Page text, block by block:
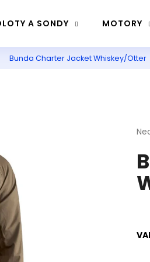
A SONDY MOTORY
Bunda Charter Jacket Whiskey/Otter
je
0,0
z
Co potřebujete